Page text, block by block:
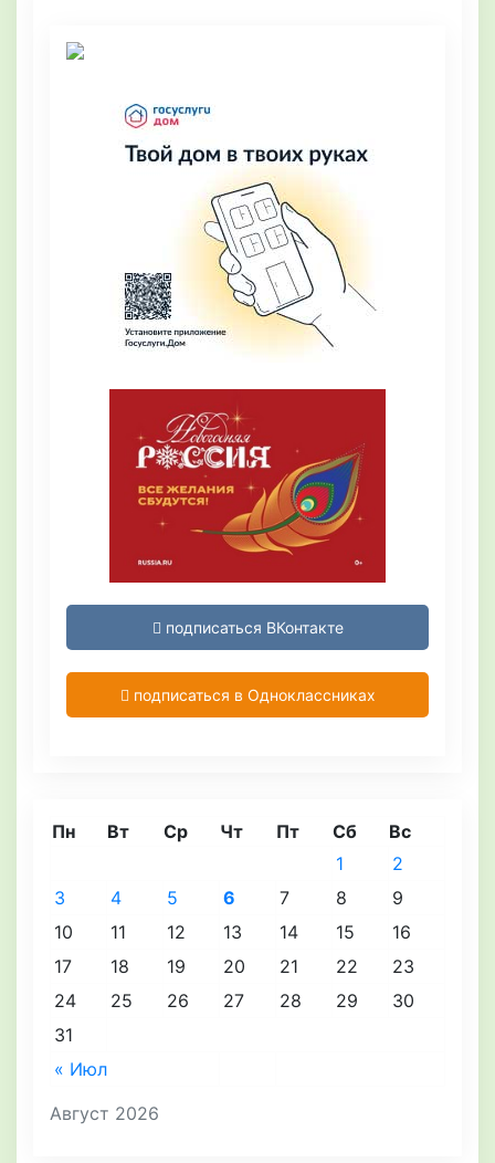
подписаться ВКонтакте
подписаться в Одноклассниках
Август 2026
Пн Вт Ср Чт Пт Сб Вс
« Июл
1
2
3
4 5 6 7 8
9
10
11 12 13 14 15
16
17
18 19 20 21 22
23
24
25 26 27 28 29
30
31